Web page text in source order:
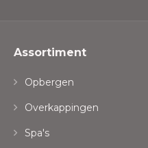
Assortiment
Opbergen
Overkappingen
Spa's